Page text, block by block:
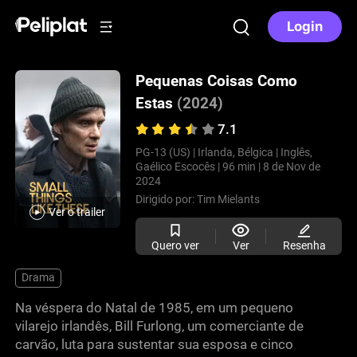
Login
Ver o trailer
Pequenas Coisas Como
Estas (2024)
7.1
PG-13 (US) | Irlanda, Bélgica | Inglês,
Gaélico Escocês | 96 min | 8 de Nov de
2024
Dirigido por:Tim Mielants
Quero ver Ver Resenha
Drama
Na véspera do Natal de 1985, em um pequeno
vilarejo irlandês, Bill Furlong, um comerciante de
carvão, luta para sustentar sua esposa e cinco